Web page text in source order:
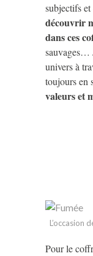
subjectifs et
découvrir
dans ces
sauvages…
univers à
toujours en
valeurs et
L’occasion
Pour le